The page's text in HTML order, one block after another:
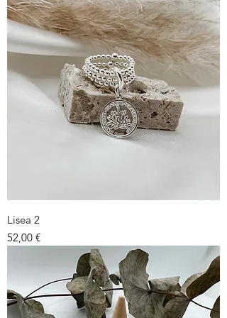
Lisea 2
Prix
52,00 €